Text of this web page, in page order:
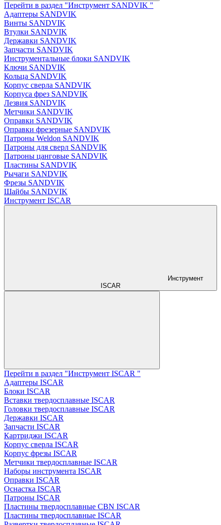
Перейти в раздел "Инструмент SANDVIK "
Адаптеры SANDVIK
Винты SANDVIK
Втулки SANDVIK
Державки SANDVIK
Запчасти SANDVIK
Инструментальные блоки SANDVIK
Ключи SANDVIK
Кольца SANDVIK
Корпус сверла SANDVIK
Корпуса фрез SANDVIK
Лезвия SANDVIK
Метчики SANDVIK
Оправки SANDVIK
Оправки фрезерные SANDVIK
Патроны Weldon SANDVIK
Патроны для сверл SANDVIK
Патроны цанговые SANDVIK
Пластины SANDVIK
Рычаги SANDVIK
Фрезы SANDVIK
Шайбы SANDVIK
Инструмент ISCAR
Инструмент
ISCAR
Перейти в раздел "Инструмент ISCAR "
Адаптеры ISCAR
Блоки ISCAR
Вставки твердосплавные ISCAR
Головки твердосплавные ISCAR
Державки ISCAR
Запчасти ISCAR
Картриджи ISCAR
Корпус сверла ISCAR
Корпус фрезы ISCAR
Метчики твердосплавные ISCAR
Наборы инструмента ISCAR
Оправки ISCAR
Оснастка ISCAR
Патроны ISCAR
Пластины твердосплавные CBN ISCAR
Пластины твердосплавные ISCAR